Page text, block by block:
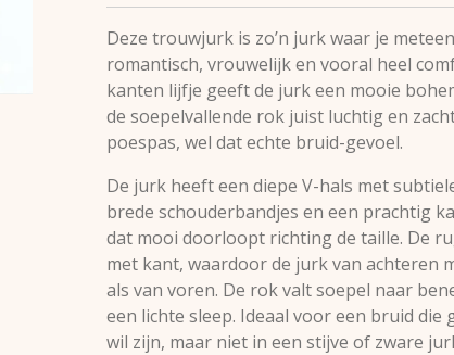
Deze trouwjurk is zo’n jurk waar je
romantisch, vrouwelijk en vooral heel
kanten lijfje geeft de jurk een mooie
de soepelvallende rok juist luchtig en
poespas, wel dat echte bruid-gevoel.
De jurk heeft een diepe V-hals met
brede schouderbandjes en een prachtig
dat mooi doorloopt richting de taille. De
met kant, waardoor de jurk van achteren
als van voren. De rok valt soepel naar
een lichte sleep. Ideaal voor een bruid die
wil zijn, maar niet in een stijve of zware